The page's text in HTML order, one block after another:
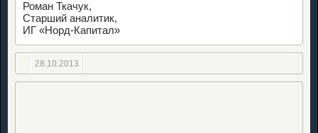
Роман Ткачук,
Cтарший аналитик,
ИГ «Норд-Капитал»
28.10.2013